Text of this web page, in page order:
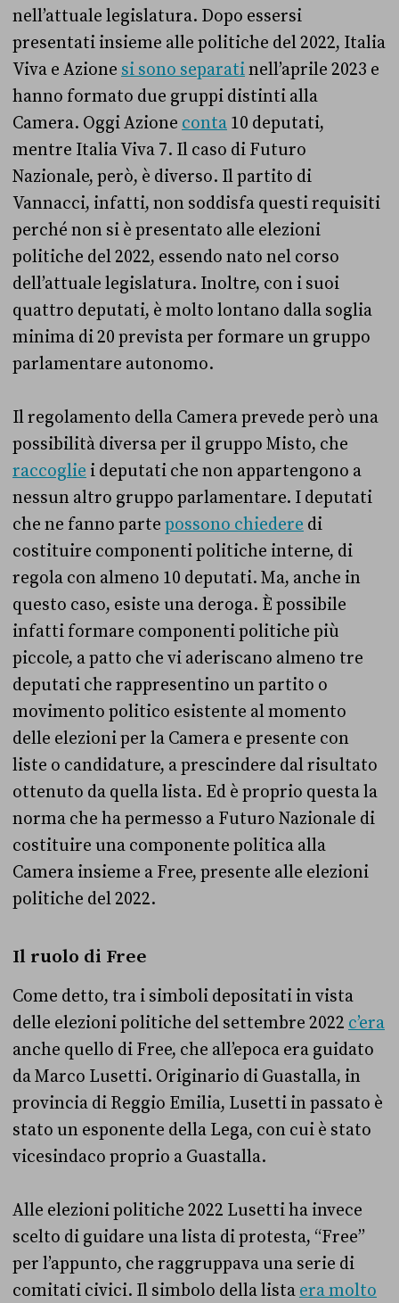
nell’attuale legislatura. Dopo essersi
presentati insieme alle politiche del 2022, Italia
Viva e Azione si sono separatinell’aprile 2023 e
hanno formato due gruppi distinti alla
Camera. Oggi Azione conta 10 deputati,
mentre Italia Viva 7. Il caso di Futuro
Nazionale, però, è diverso. Il partito di
Vannacci, infatti, non soddisfa questi requisiti
perché non si è presentato alle elezioni
politiche del 2022, essendo nato nel corso
dell’attuale legislatura. Inoltre, con i suoi
quattro deputati, è molto lontano dalla soglia
minima di 20 prevista per formare un gruppo
parlamentare autonomo.
Il regolamento della Camera prevede però una
possibilità diversa per il gruppo Misto, che
raccoglie i deputati che non appartengono a
nessun altro gruppo parlamentare. I deputati
che ne fanno parte possono chiedere di
costituire componenti politiche interne, di
regola con almeno 10 deputati. Ma, anche in
questo caso, esiste una deroga. È possibile
infatti formare componenti politiche più
piccole, a patto che vi aderiscano almeno tre
deputati che rappresentino un partito o
movimento politico esistente al momento
delle elezioni per la Camera e presente con
liste o candidature, a prescindere dal risultato
ottenuto da quella lista. Ed è proprio questa la
norma che ha permesso a Futuro Nazionale di
costituire una componente politica alla
Camera insieme a Free, presente alle elezioni
politiche del 2022.
Il ruolo di Free
Come detto, tra i simboli depositati in vista
delle elezioni politiche del settembre 2022 c’era
anche quello di Free, che all’epoca era guidato
da Marco Lusetti. Originario di Guastalla, in
provincia di Reggio Emilia, Lusetti in passato è
stato un esponente della Lega, con cui è stato
vicesindaco proprio a Guastalla.
Alle elezioni politiche 2022 Lusetti ha invece
scelto di guidare una lista di protesta, “Free”
per l’appunto, che raggruppava una serie di
comitati civici. Il simbolo della lista era molto